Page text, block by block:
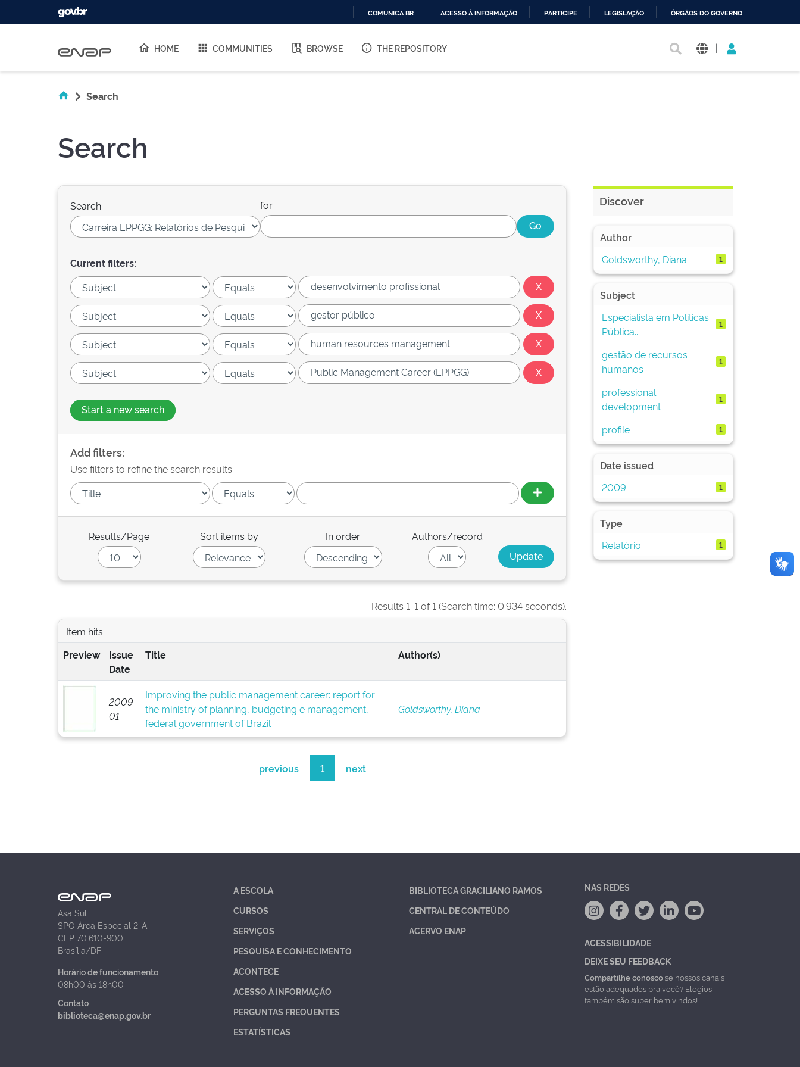
O
COMUNICA BR ACESSO À INFORMAÇÃO PARTICIPE LEGISLAÇÃO ÓRGÃOS DO GOVERNO
HOME COMMUNITIES BROWSE THE REPOSITORY |
Search
Search
Search: for
Current filters:
Start a new search
Add filters:
Use filters to refine the search results.
Results/Page Sort items by In order Authors/record
Results 1-1 of 1 (Search time: 0.934 seconds).
Item hits:
Preview
Issue
Date
Title Author(s)
2009-
01
Improving the public management career: report for
the ministry of planning, budgeting e management,
federal government of Brazil
Goldsworthy, Diana
previous 1 next
Discover
Author
Goldsworthy, Diana
1
Subject
Especialista em Políticas
Pública...
1
gestão de recursos
humanos
1
professional
development
1
profile 1
Date issued
2009
1
Type
Relatório
1
Asa Sul
SPO Área Especial 2-A
CEP 70.610-900
Brasília/DF
Horário de funcionamento
08h00 às 18h00
Contato
biblioteca@enap.gov.br
A ESCOLA
CURSOS
SERVIÇOS
PESQUISA E CONHECIMENTO
ACONTECE
ACESSO À INFORMAÇÃO
PERGUNTAS FREQUENTES
ESTATÍSTICAS
BIBLIOTECA GRACILIANO RAMOS
CENTRAL DE CONTEÚDO
ACERVO ENAP
NAS REDES
ACESSIBILIDADE
DEIXE SEU FEEDBACK
Compartilhe conoscose nossos canais
estão adequados pra você? Elogios
também são super bem vindos!